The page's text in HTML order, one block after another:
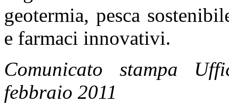
geotermia, pesca
e farmaci innovativi.
Comunicato stampa
febbraio 2011